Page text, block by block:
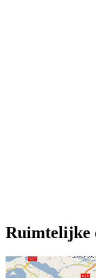
Ruimtelijke